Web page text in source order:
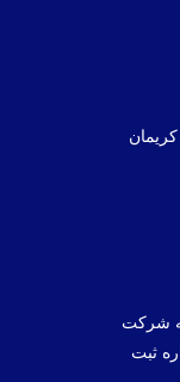
شرکت
ثبت